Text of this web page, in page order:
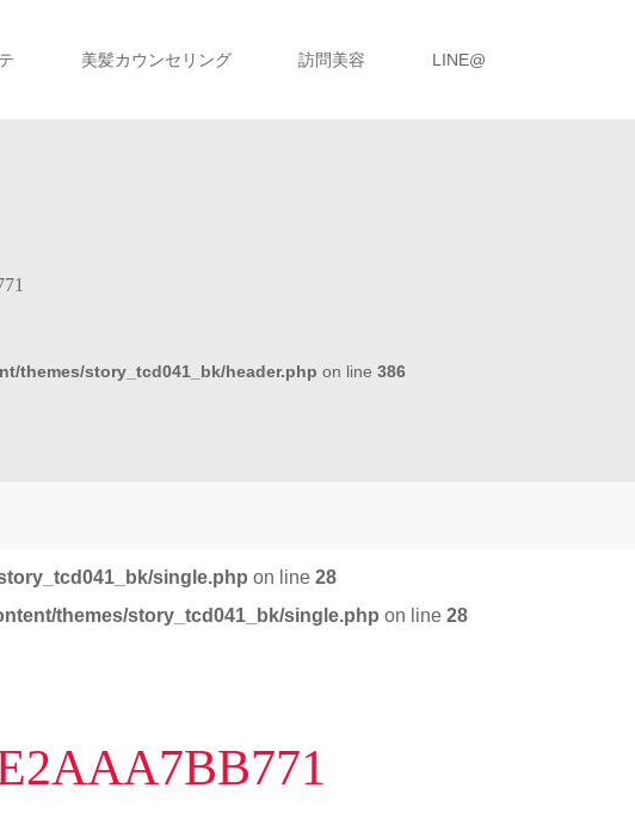
美髪カウンセリング 訪問美容 LINE@
themes/story_tcd041_bk/header.php on line 386
single.php on line 28
themes/story_tcd041_bk/single.php on line 28